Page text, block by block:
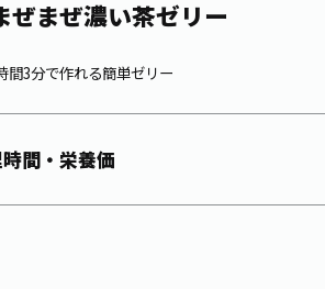
ぜまぜ濃い茶ゼリー
間3分で作れる簡単ゼリー
間・栄養価